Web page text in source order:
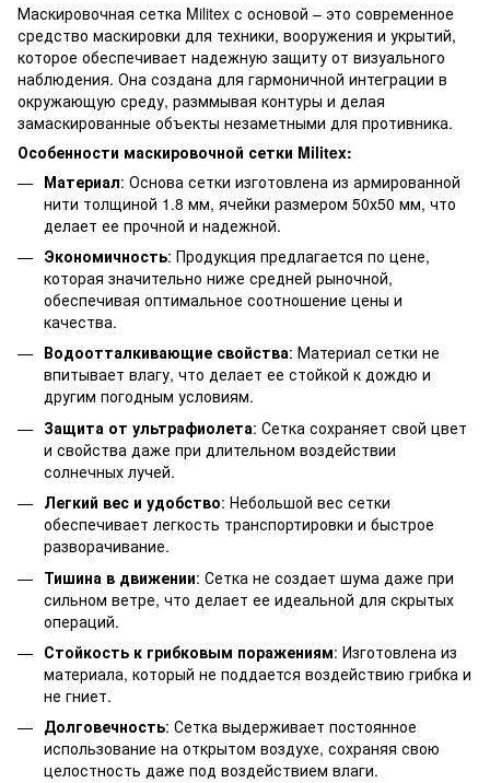
Маскировочная сетка Militex с основой – это современное
средство маскировки для техники, вооружения и укрытий,
которое обеспечивает надежную защиту от визуального
наблюдения. Она создана для гармоничной интеграции в
окружающую среду, разммывая контуры и делая
замаскированные объекты незаметными для противника.
Особенности маскировочной сетки Militex:
Материал: Основа сетки изготовлена из армированной
нити толщиной 1.8 мм, ячейки размером 50х50 мм, что
делает ее прочной и надежной.
Экономичность: Продукция предлагается по цене,
которая значительно ниже средней рыночной,
обеспечивая оптимальное соотношение цены и
качества.
Водоотталкивающие свойства: Материал сетки не
впитывает влагу, что делает ее стойкой к дождю и
другим погодным условиям.
Защита от ультрафиолета: Сетка сохраняет свой цвет
и свойства даже при длительном воздействии
солнечных лучей.
Легкий вес и удобство: Небольшой вес сетки
обеспечивает легкость транспортировки и быстрое
разворачивание.
Тишина в движении: Сетка не создает шума даже при
сильном ветре, что делает ее идеальной для скрытых
операций.
Стойкость к грибковым поражениям: Изготовлена из
материала, который не поддается воздействию грибка и
не гниет.
Долговечность: Сетка выдерживает постоянное
использование на открытом воздухе, сохраняя свою
целостность даже под воздействием влаги.